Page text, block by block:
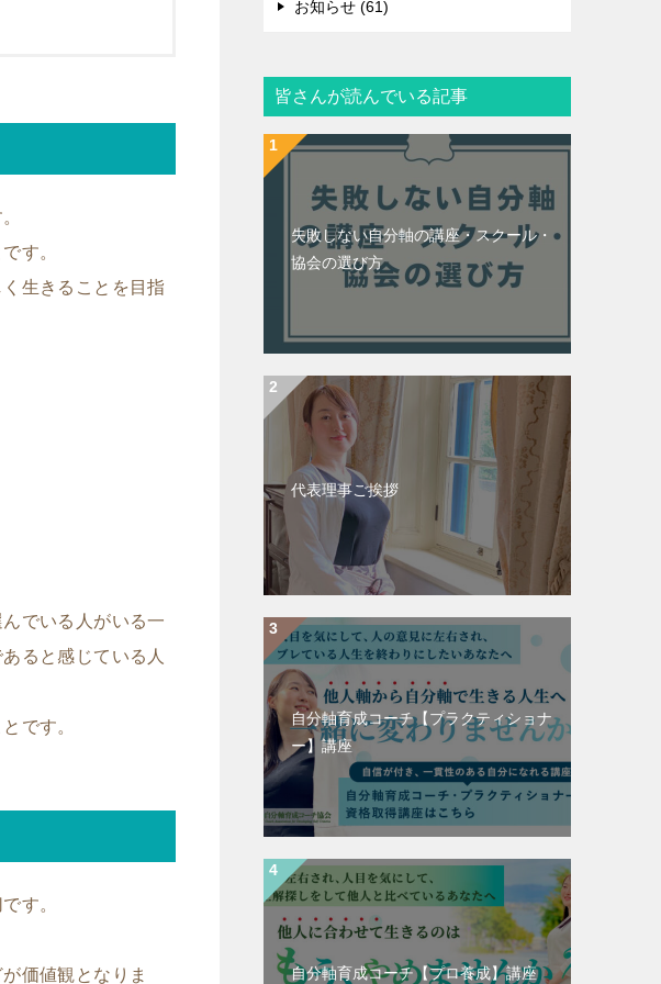
す。
生きることを目指
でいる人がいる一
ると感じている人
です。
す。
価値観となりま
お知らせ (61)
皆さんが読んでいる記事
失敗しない自分軸の講座・スクール・
協会の選び方
代表理事ご挨拶
自分軸育成コーチ【プラクティショナ
ー】講座
自分軸育成コーチ【プロ養成】講座